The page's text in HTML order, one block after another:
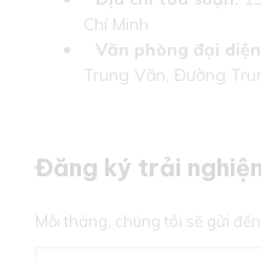
Chí Minh
Văn phòng đại
Trung Văn, Đường
Đăng ký trải
Mỗi tháng, chúng tôi sẽ gửi